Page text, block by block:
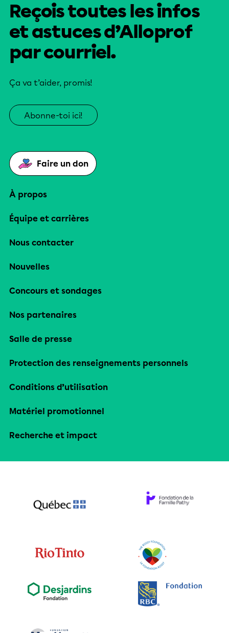
Reçois toutes les infos
et astuces d’Alloprof
par courriel.
Ça va t’aider, promis!
Abonne-toi ici!
Faire un don
À propos
Équipe et carrières
Nous contacter
Nouvelles
Concours et sondages
Nos partenaires
Salle de presse
Protection des renseignements personnels
Conditions d’utilisation
Matériel promotionnel
Recherche et impact